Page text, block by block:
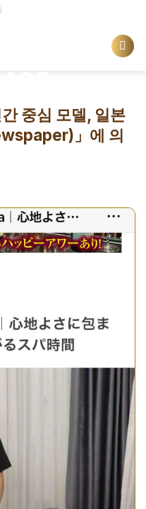
중심 모델, 일본
」에 의